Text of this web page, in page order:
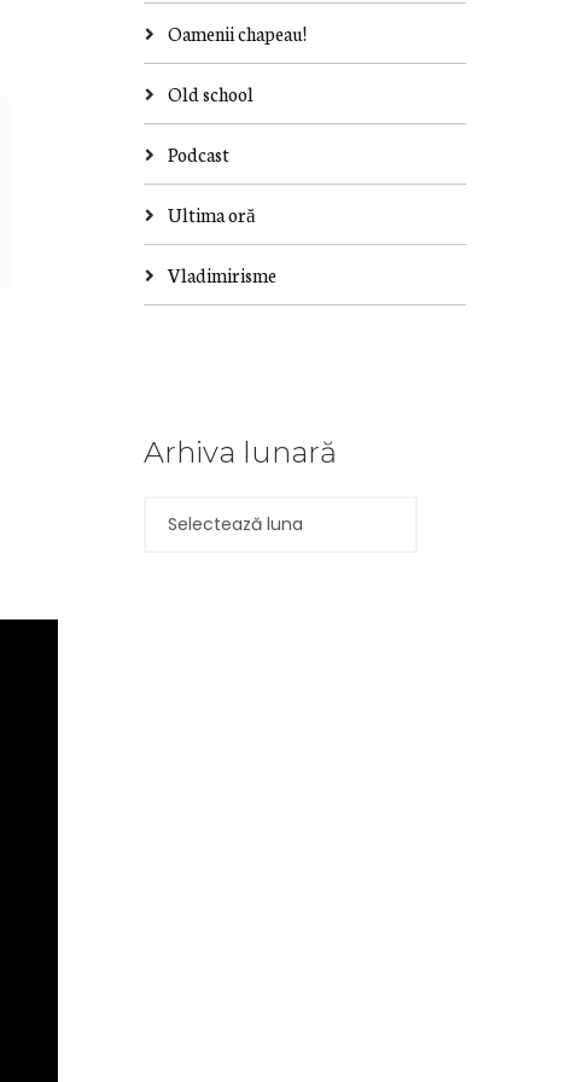
Oamenii chapeau!
Old school
Podcast
Ultima oră
Vladimirisme
Arhiva lunară